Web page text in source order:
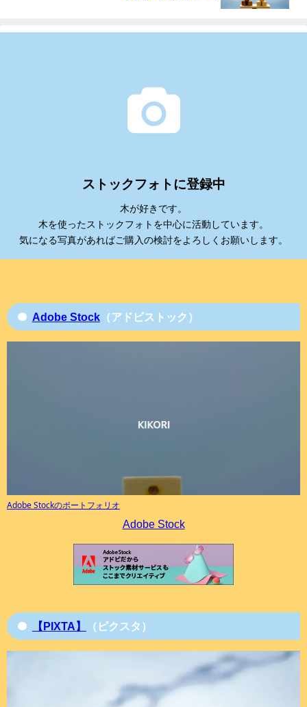
ストックフォトに登録中
木が好きです。
木を使ったストックフォトを中心に活動しています。
気になる写真があればご購入の検討をよろしくお願いします。
Adobe Stock（アドビストック）
Adobe Stockのポートフォリオ
Adobe Stock
【PIXTA】 （ピクスタ）